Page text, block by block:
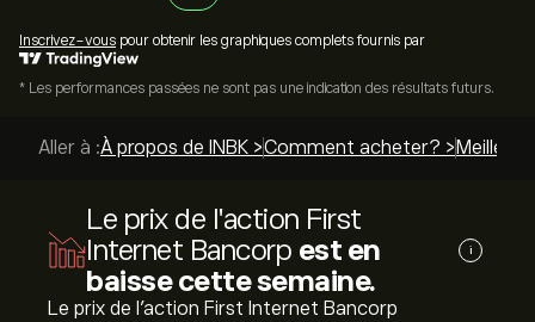
Inscrivez-vous pour obtenir les graphiques complets fournis par
* Les performances passées ne sont pas une indication des résultats futurs.
Aller à :À propos de INBK >Comment acheter? >
Le prix de l'action First
Internet Bancorp est en
baisse cette semaine.
i
Le prix de l'action First Internet Bancorp